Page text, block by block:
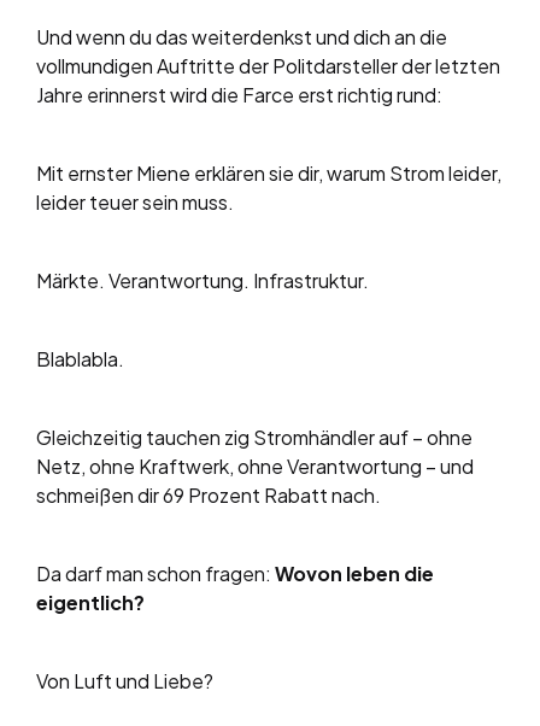
Und wenn du das weiterdenkst und dich an die
vollmundigen Auftritte der Politdarsteller der letzten
Jahre erinnerst wird die Farce erst richtig rund:
Mit ernster Miene erklären sie dir, warum Strom leider,
leider teuer sein muss.
Märkte. Verantwortung. Infrastruktur.
Blablabla.
Gleichzeitig tauchen zig Stromhändler auf – ohne
Netz, ohne Kraftwerk, ohne Verantwortung – und
schmeißen dir 69 Prozent Rabatt nach.
Da darf man schon fragen: Wovon leben die
eigentlich?
Von Luft und Liebe?